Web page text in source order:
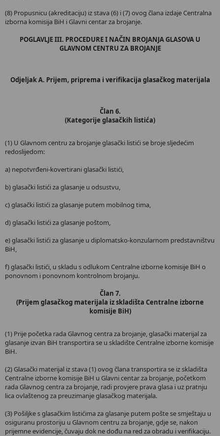
(8) Propusnicu (akreditaciju) iz stava (6) i (7) ovog člana izdaje Centralna
izborna komisija BiH i Glavni centar za brojanje.
POGLAVLJE III. PROCEDURE I NAČIN BROJANJA GLASOVA U
GLAVNOM CENTRU ZA BROJANJE
Odjeljak A. Prijem, priprema i verifikacija glasačkog materijala
Član 6.
(Kategorije glasačkih listića)
(1) U Glavnom centru za brojanje glasački listići se broje sljedećim
redoslijedom:
a) nepotvrđeni-kovertirani glasački listići,
b) glasački listići za glasanje u odsustvu,
c) glasački listići za glasanje putem mobilnog tima,
d) glasački listići za glasanje poštom,
e) glasački listići za glasanje u diplomatsko-konzularnom predstavništvu
BiH,
f) glasački listići, u skladu s odlukom Centralne izborne komisije BiH o
ponovnom i ponovnom kontrolnom brojanju.
Član 7.
(Prijem glasačkog materijala iz skladišta Centralne izborne
komisije BiH)
(1) Prije početka rada Glavnog centra za brojanje, glasački materijal za
glasanje izvan BiH transportira se u skladište Centralne izborne komisije
BiH.
(2) Glasački materijal iz stava (1) ovog člana transportira se iz skladišta
Centralne izborne komisije BiH u Glavni centar za brojanje, početkom
rada Glavnog centra za brojanje, radi provjere prava glasa i uz pratnju
lica ovlaštenog za preuzimanje glasačkog materijala.
(3) Pošiljke s glasačkim listićima za glasanje putem pošte se smještaju u
osiguranu prostoriju u Glavnom centru za brojanje, gdje se, nakon
prijemne evidencije, čuvaju dok ne dođu na red za obradu i verifikaciju.